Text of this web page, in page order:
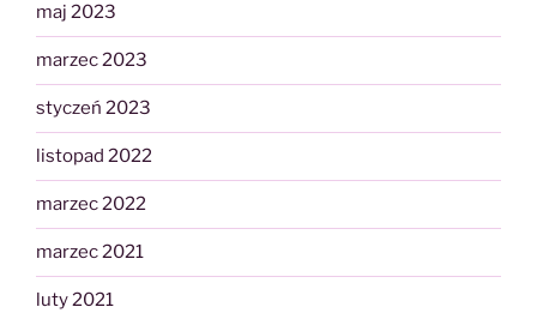
maj 2023
marzec 2023
styczeń 2023
listopad 2022
marzec 2022
marzec 2021
luty 2021